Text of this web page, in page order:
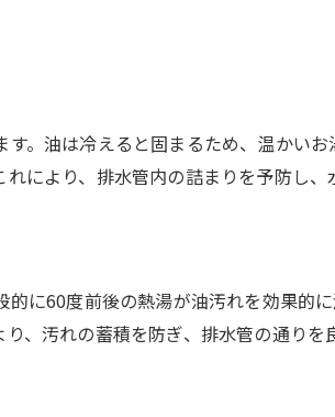
。油は冷えると固まるため、温かい
により、排水管内の詰まりを予防し、
に60度前後の熱湯が油汚れを効果的
、汚れの蓄積を防ぎ、排水管の通り